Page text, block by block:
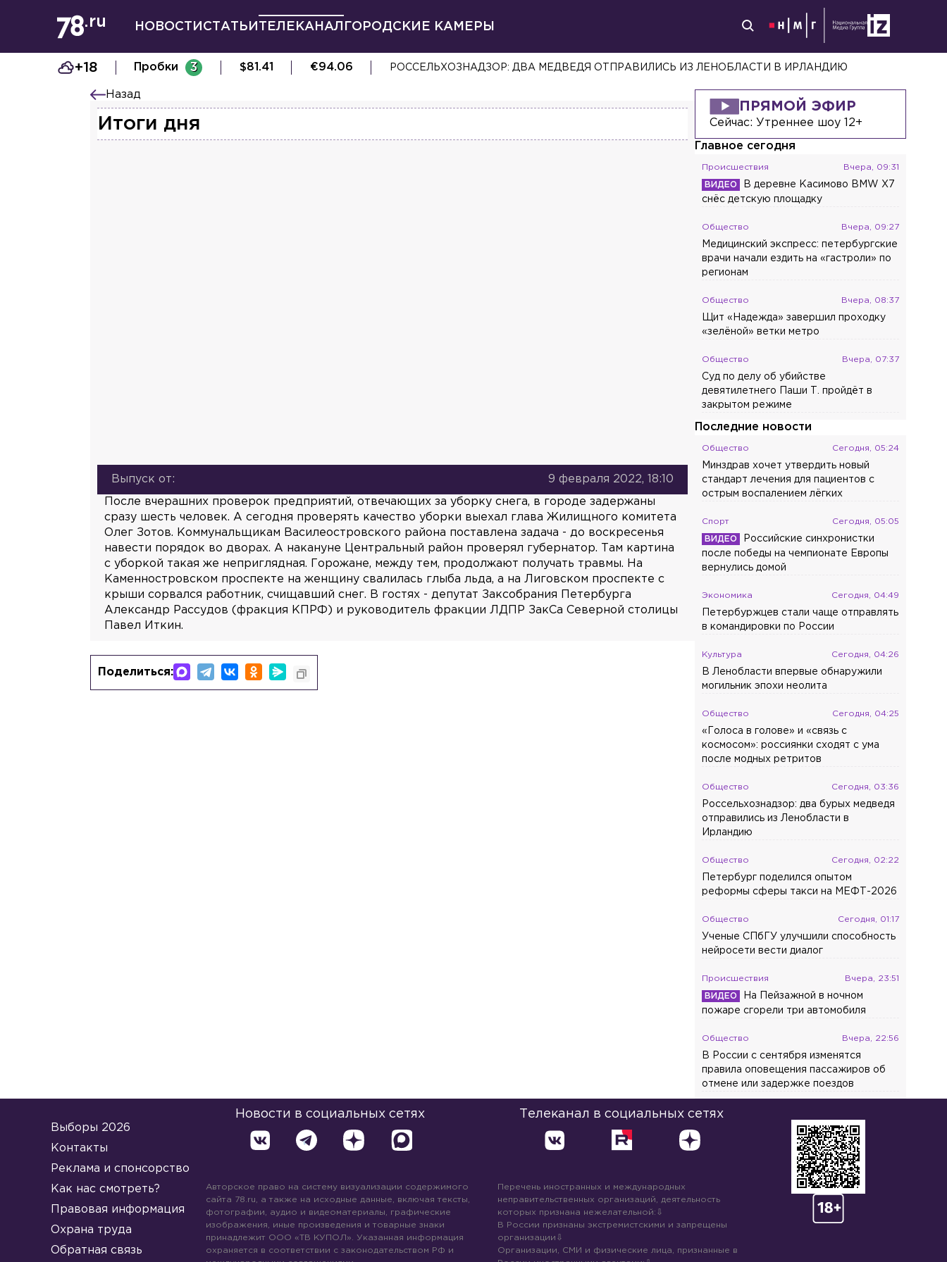
НОВОСТИ СТАТЬИ ТЕЛЕКАНАЛ ГОРОДСКИЕ КАМЕРЫ
+18 Пробки 3 $81.41 €94.06 ОДНОГО ПОГИБШЕГО ОБНАРУЖИЛИ В СГОРЕВШЕМ ЧАСТНОМ ДОМЕ В ГАТЧИНЕ
Назад
Итоги дня
Выпуск от: 9 февраля 2022, 18:10
После вчерашних проверок предприятий, отвечающих за уборку снега, в городе задержаны
сразу шесть человек. А сегодня проверять качество уборки выехал глава Жилищного комитета
Олег Зотов. Коммунальщикам Василеостровского района поставлена задача - до воскресенья
навести порядок во дворах. А накануне Центральный район проверял губернатор. Там картина
с уборкой такая же неприглядная. Горожане, между тем, продолжают получать травмы. На
Каменностровском проспекте на женщину свалилась глыба льда, а на Лиговском проспекте с
крыши сорвался работник, счищавший снег. В гостях - депутат Заксобрания Петербурга
Александр Рассудов (фракция КПРФ) и руководитель фракции ЛДПР ЗакСа Северной столицы
Павел Иткин.
Поделиться:
ПРЯМОЙ ЭФИР
Сейчас: Утреннее шоу 12+
Главное сегодня
Происшествия Вчера, 09:31
В деревне Касимово BMW X7
снёс детскую площадку
Общество Вчера, 09:27
Медицинский экспресс: петербургские
врачи начали ездить на «гастроли» по
регионам
Общество Вчера, 08:37
Щит «Надежда» завершил проходку
«зелёной» ветки метро
Общество Вчера, 07:37
Суд по делу об убийстве
девятилетнего Паши Т. пройдёт в
закрытом режиме
Последние новости
Общество Сегодня, 05:24
Минздрав хочет утвердить новый
стандарт лечения для пациентов с
острым воспалением лёгких
Спорт Сегодня, 05:05
Российские синхронистки
после победы на чемпионате Европы
вернулись домой
Экономика Сегодня, 04:49
Петербуржцев стали чаще отправлять
в командировки по России
Культура Сегодня, 04:26
В Ленобласти впервые обнаружили
могильник эпохи неолита
Общество Сегодня, 04:25
«Голоса в голове» и «связь с
космосом»: россиянки сходят с ума
после модных ретритов
Общество Сегодня, 03:36
Россельхознадзор: два бурых медведя
отправились из Ленобласти в
Ирландию
Общество Сегодня, 02:22
Петербург поделился опытом
реформы сферы такси на МЕФТ-2026
Общество Сегодня, 01:17
Ученые СПбГУ улучшили способность
нейросети вести диалог
Происшествия Вчера, 23:51
На Пейзажной в ночном
пожаре сгорели три автомобиля
Общество Вчера, 22:56
В России с сентября изменятся
правила оповещения пассажиров об
отмене или задержке поездов
Выборы 2026
Контакты
Реклама и спонсорство
Как нас смотреть?
Правовая информация
Охрана труда
Обратная связь
Новости в социальных сетях Телеканал в социальных сетях
Авторское право на систему визуализации содержимого
сайта 78.ru, а также на исходные данные, включая тексты,
фотографии, аудио и видеоматериалы, графические
изображения, иные произведения и товарные знаки
принадлежит ООО «ТВ КУПОЛ». Указанная информация
охраняется в соответствии с законодательством РФ и
Перечень иностранных и международных
неправительственных организаций, деятельность
которых признана нежелательной:
В России признаны экстремистскими и запрещены
организации
Организации, СМИ и физические лица, признанные в